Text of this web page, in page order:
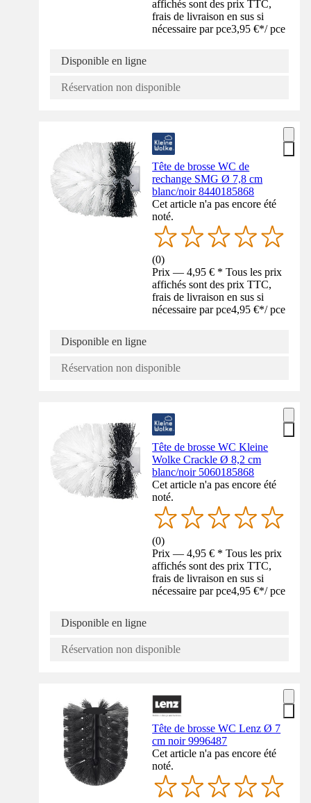
affichés sont des prix TTC,
frais de livraison en sus si
nécessaire par pce3,95 €*/ pce
Disponible en ligne
Réservation non disponible
Tête de brosse WC de
rechange SMG Ø 7,8 cm
blanc/noir 8440185868
Cet article n'a pas encore été
noté.
(0)
Prix — 4,95 € * Tous les prix
affichés sont des prix TTC,
frais de livraison en sus si
nécessaire par pce4,95 €*/ pce
Disponible en ligne
Réservation non disponible
Tête de brosse WC Kleine
Wolke Crackle Ø 8,2 cm
blanc/noir 5060185868
Cet article n'a pas encore été
noté.
(0)
Prix — 4,95 € * Tous les prix
affichés sont des prix TTC,
frais de livraison en sus si
nécessaire par pce4,95 €*/ pce
Disponible en ligne
Réservation non disponible
Tête de brosse WC Lenz Ø 7
cm noir 9996487
Cet article n'a pas encore été
noté.